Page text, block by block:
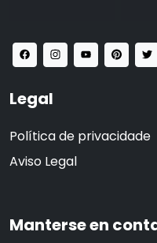
Legal
Política de privacidade
Aviso Legal
Manterse en